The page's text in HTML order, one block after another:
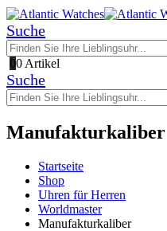
Suche
00 Artikel
Suche
Manufakturkaliber
Startseite
Shop
Uhren für Herren
Worldmaster
Manufakturkaliber